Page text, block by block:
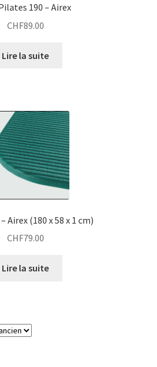
190 – Airex
CHF89.00
Lire la suite
Airex (180 x 58 x 1 cm)
CHF79.00
Lire la suite